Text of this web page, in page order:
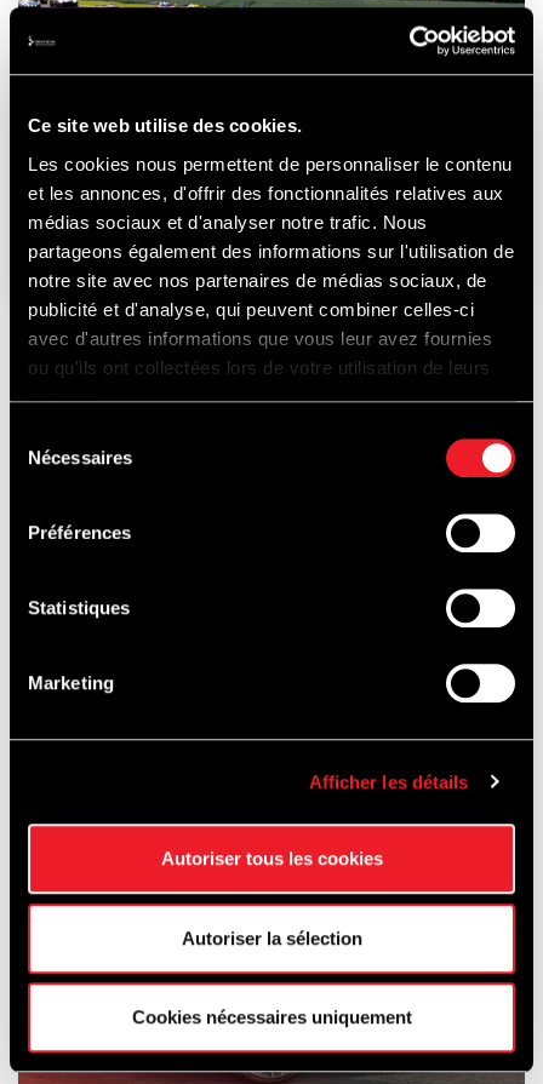
Ce site web utilise des cookies.
Les cookies nous permettent de personnaliser le contenu
et les annonces, d'offrir des fonctionnalités relatives aux
médias sociaux et d'analyser notre trafic. Nous
partageons également des informations sur l'utilisation de
notre site avec nos partenaires de médias sociaux, de
publicité et d'analyse, qui peuvent combiner celles-ci
avec d'autres informations que vous leur avez fournies
ou qu'ils ont collectées lors de votre utilisation de leurs
services.
Nécessaires
Préférences
Statistiques
Marketing
Afficher les détails
Autoriser tous les cookies
Autoriser la sélection
Cookies nécessaires uniquement
ELMS - 4 HOURS OF SPA
- FRANCORCHAMPS
21-22-23AUGUST
2026
EBENFALLS ZU
JUNGFERNFAHRTEN